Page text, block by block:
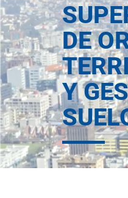
DE
Y